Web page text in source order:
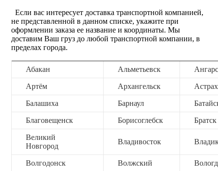
Если вас интересует доставка транспортной компанией,
не представленной в данном списке, укажите при
оформлении заказа ее название и координаты. Мы
доставим Ваш груз до любой транспортной компании, в
пределах города.
Абакан Альметьевск
Артём Архангельск
Балашиха Барнаул
Благовещенск Борисоглебск Братск
Великий
Новгород
Владивосток
Волгодонск Волжский